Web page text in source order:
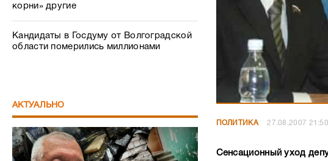
корни» другие
Кандидаты в Госдуму от Волгоградской
области померились миллионами
АКТУАЛЬНО
ПОЛИТИКА 27.08.2007 21:50
Сенсационный уход